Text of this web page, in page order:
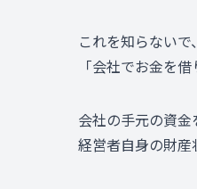
これを知らないで、
「会社でお金を
会社の手元の資金
経営者自身の財産